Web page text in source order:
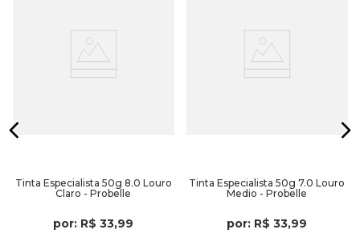
Tinta Especialista 50g 8.0 Louro
Claro - Probelle
por: R$ 33,99
Tinta Especialista 50g 7.0 Louro
Medio - Probelle
por: R$ 33,99